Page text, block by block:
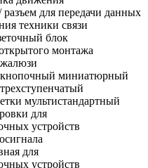
разъем для передачи данных
техники связи
блок
монтажа
кнопочный миниатюрный
мультистандартный
для
устройств
для
устройств